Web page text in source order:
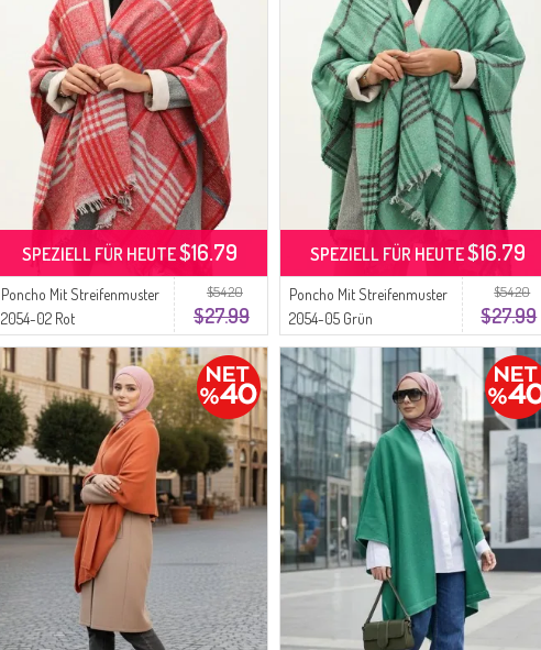
$54.20
$27.99
Poncho Mit Streifenmuster
2054-02 Rot
SPEZIELL FÜR HEUTE$16.79
$54.20
$27.99
Poncho Mit Streifenmuster
2054-05 Grün
SPEZIELL FÜR HEUTE$16.79